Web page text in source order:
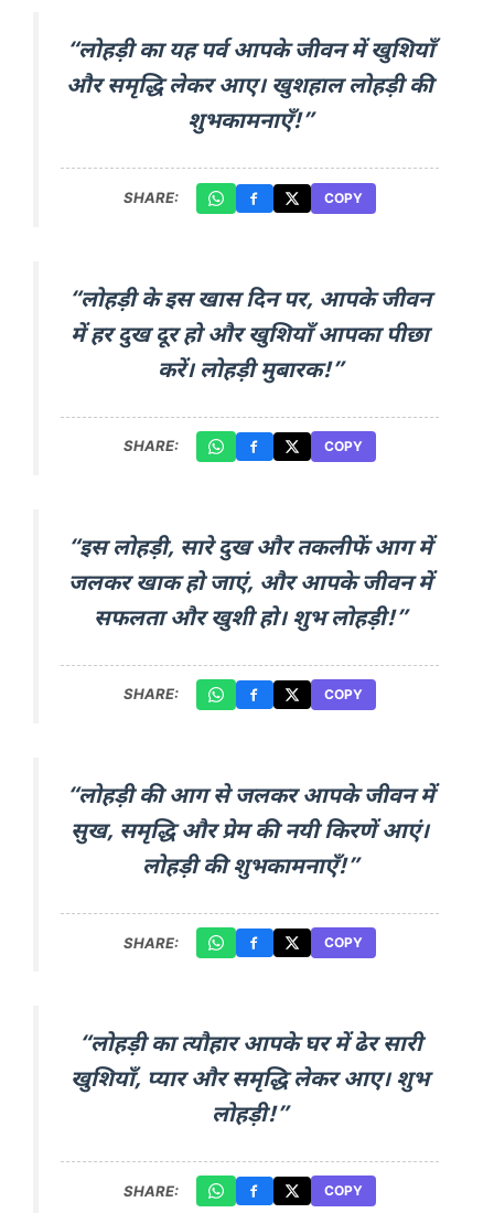
“लोहड़ी का यह पर्व आपके जीवन में खुशियाँ
और समृद्धि लेकर आए। खुशहाल लोहड़ी की
शुभकामनाएँ!”
SHARE: COPY
“लोहड़ी के इस खास दिन पर, आपके जीवन
में हर दुख दूर हो और खुशियाँ आपका पीछा
करें। लोहड़ी मुबारक!”
SHARE: COPY
“इस लोहड़ी, सारे दुख और तकलीफें आग में
जलकर खाक हो जाएं, और आपके जीवन में
सफलता और खुशी हो। शुभ लोहड़ी!”
SHARE: COPY
“लोहड़ी की आग से जलकर आपके जीवन में
सुख, समृद्धि और प्रेम की नयी किरणें आएं।
लोहड़ी की शुभकामनाएँ!”
SHARE: COPY
“लोहड़ी का त्यौहार आपके घर में ढेर सारी
खुशियाँ, प्यार और समृद्धि लेकर आए। शुभ
लोहड़ी!”
SHARE: COPY